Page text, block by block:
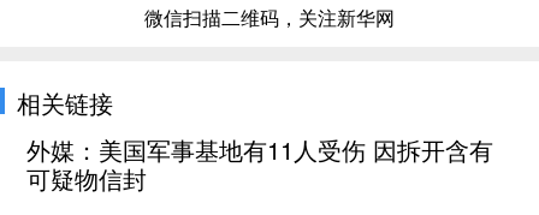
微信扫描二维码，关注新华网
相关链接
外媒：美国军事基地有11人受伤 因拆开含有
可疑物信封